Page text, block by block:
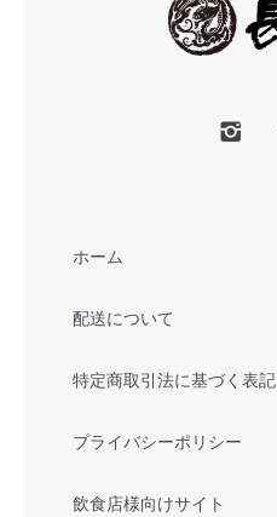
ホーム
配送について
特定商取引法に基づく表記
プライバシーポリシー
飲食店様向けサイト